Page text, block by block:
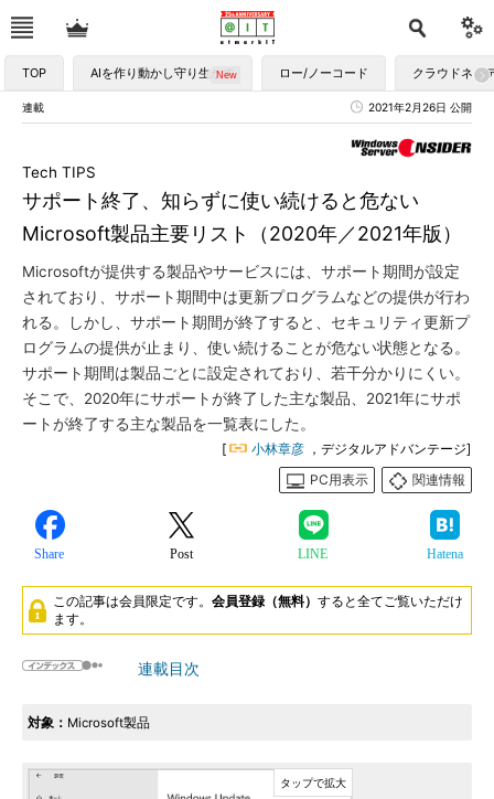
TOP AIを作り動かし守り生かす ロー/ノーコード クラウドネイ
連載 2021年2月26日 公開
サポート終了、知らずに使い続けると危ない
Microsoft製品主要リスト（2020年／2021年版）
Tech TIPS
Microsoftが提供する製品やサービスには、サポート期間が設定
されており、サポート期間中は更新プログラムなどの提供が行わ
れる。しかし、サポート期間が終了すると、セキュリティ更新プ
ログラムの提供が止まり、使い続けることが危ない状態となる。
サポート期間は製品ごとに設定されており、若干分かりにくい。
そこで、2020年にサポートが終了した主な製品、2021年にサポ
ートが終了する主な製品を一覧表にした。
[ 小林章彦 ，デジタルアドバンテージ]
PC用表示
関連情報
Share Post LINE Hatena
この記事は会員限定です。 会員登録（無料） すると全てご覧いただけ
ます。
連載目次
対象： Microsoft製品